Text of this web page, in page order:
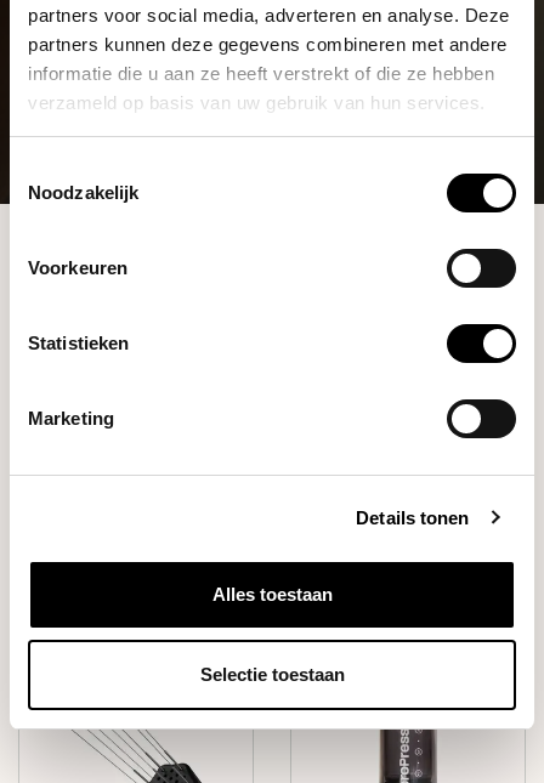
partners voor social media, adverteren en analyse. Deze
partners kunnen deze gegevens combineren met andere
informatie die u aan ze heeft verstrekt of die ze hebben
verzameld op basis van uw gebruik van hun services.
Noodzakelijk
Voorkeuren
Statistieken
Marketing
Details tonen
Alles toestaan
Selectie toestaan